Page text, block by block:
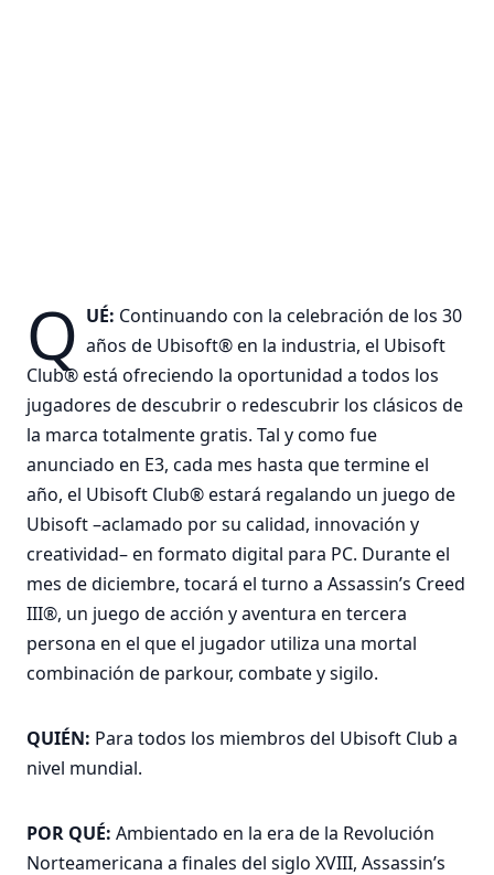
Q UÉ: Continuando con la celebración de los 30
años de Ubisoft® en la industria, el Ubisoft
Club® está ofreciendo la oportunidad a todos los
jugadores de descubrir o redescubrir los clásicos de
la marca totalmente gratis. Tal y como fue
anunciado en E3, cada mes hasta que termine el
año, el Ubisoft Club® estará regalando un juego de
Ubisoft –aclamado por su calidad, innovación y
creatividad– en formato digital para PC. Durante el
mes de diciembre, tocará el turno a Assassin’s Creed
III®, un juego de acción y aventura en tercera
persona en el que el jugador utiliza una mortal
combinación de parkour, combate y sigilo.
QUIÉN: Para todos los miembros del Ubisoft Club a
nivel mundial.
POR QUÉ: Ambientado en la era de la Revolución
Norteamericana a finales del siglo XVIII, Assassin’s